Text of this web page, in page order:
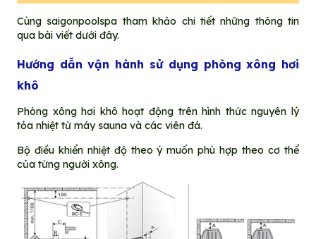
Cùng saigonpoolspa tham khảo chi tiết những thông tin
qua bài viết dưới đây.
Hướng dẫn vận hành sử dụng phòng xông hơi
khô
Phòng xông hơi khô hoạt động trên hình thức nguyên lý
tỏa nhiệt từ máy sauna và các viên đá.
Bộ điều khiển nhiệt độ theo ý muốn phù hợp theo cơ thể
của từng người xông.